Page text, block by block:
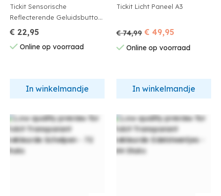
Tickit Sensorische
Reflecterende Geluidsbutton
Set Van 3
€ 22,95
Online op voorraad
In winkelmandje
Tickit Licht Paneel A3
€ 74,99 € 49,95
Online op voorraad
In winkelmandje